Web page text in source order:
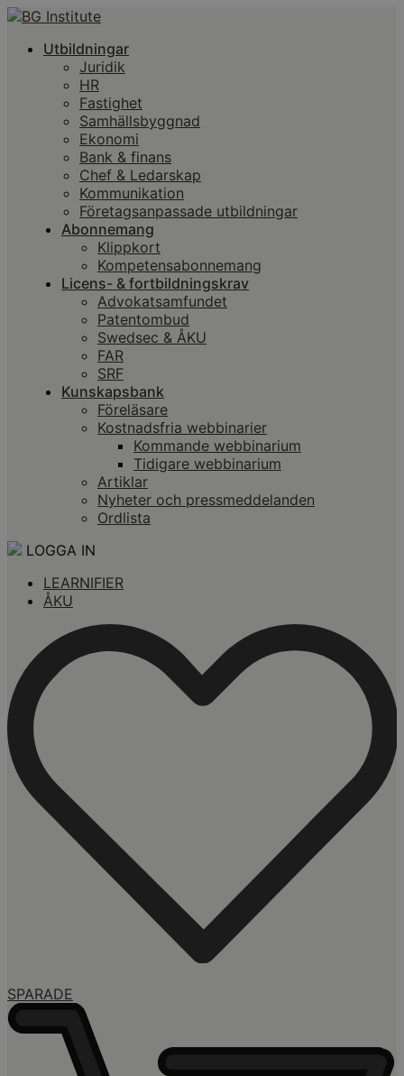
Utbildningar
Juridik
HR
Fastighet
Samhällsbyggnad
Ekonomi
Bank & finans
Chef & Ledarskap
Kommunikation
Företagsanpassade utbildningar
Abonnemang
Klippkort
Kompetensabonnemang
Licens- & fortbildningskrav
Advokatsamfundet
Patentombud
Swedsec & ÅKU
FAR
SRF
Kunskapsbank
Föreläsare
Kostnadsfria webbinarier
Kommande webbinarium
Tidigare webbinarium
Artiklar
Nyheter och pressmeddelanden
Ordlista
LOGGA IN
LEARNIFIER
ÅKU
SPARADE